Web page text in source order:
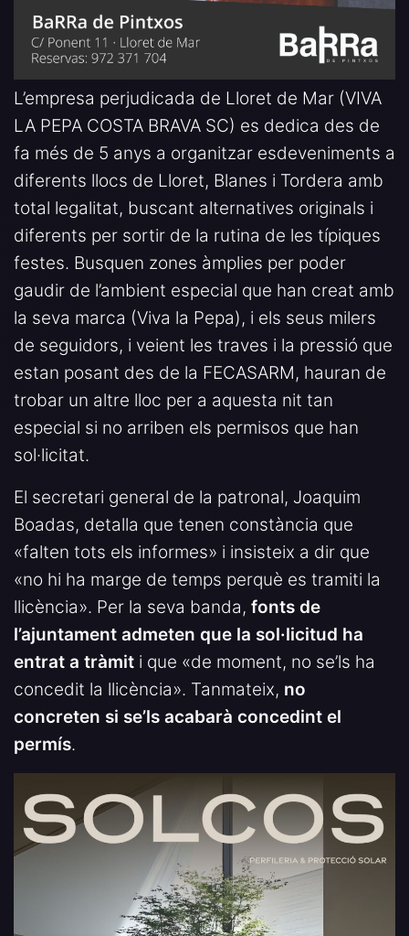
L’empresa perjudicada de Lloret de Mar (VIVA
LA PEPA COSTA BRAVA SC) es dedica des de
fa més de 5 anys a organitzar esdeveniments a
diferents llocs de Lloret, Blanes i Tordera amb
total legalitat, buscant alternatives originals i
diferents per sortir de la rutina de les típiques
festes. Busquen zones àmplies per poder
gaudir de l’ambient especial que han creat amb
la seva marca (Viva la Pepa), i els seus milers
de seguidors, i veient les traves i la pressió que
estan posant des de la FECASARM, hauran de
trobar un altre lloc per a aquesta nit tan
especial si no arriben els permisos que han
sol·licitat.
El secretari general de la patronal, Joaquim
Boadas, detalla que tenen constància que
«falten tots els informes» i insisteix a dir que
«no hi ha marge de temps perquè es tramiti la
llicència». Per la seva banda, fonts de
l’ajuntament admeten que la sol·licitud ha
entrat a tràmit i que «de moment, no se’ls ha
concedit la llicència». Tanmateix, no
concreten si se’ls acabarà concedint el
permís.